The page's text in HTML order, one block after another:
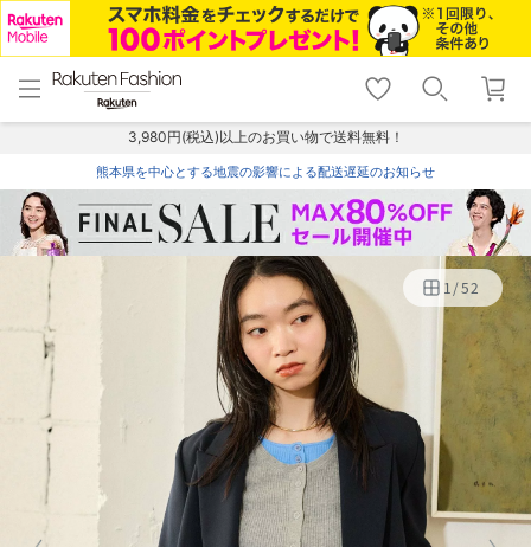
menu home
トップ
shopping_cart lock_outline
ログイン
3,980円(税込)以上のお買い物で送料無料！
熊本県を中心とする地震の影響による配送遅延のお知らせ
1/52